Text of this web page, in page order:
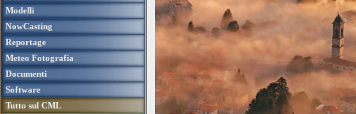
Modelli
NowCasting
Reportage
Meteo Fotografia
Documenti
Software
Tutto sul CML